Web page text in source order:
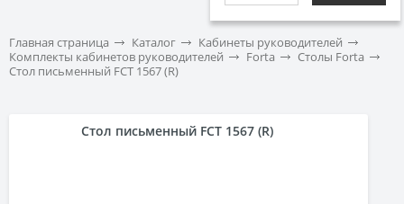
Главная страница Каталог
Кабинеты руководителей
Комплекты кабинетов руководителей
Forta
Столы Forta
Стол письменный FCT 1567 (R)
Стол письменный FCT 1567 (R)